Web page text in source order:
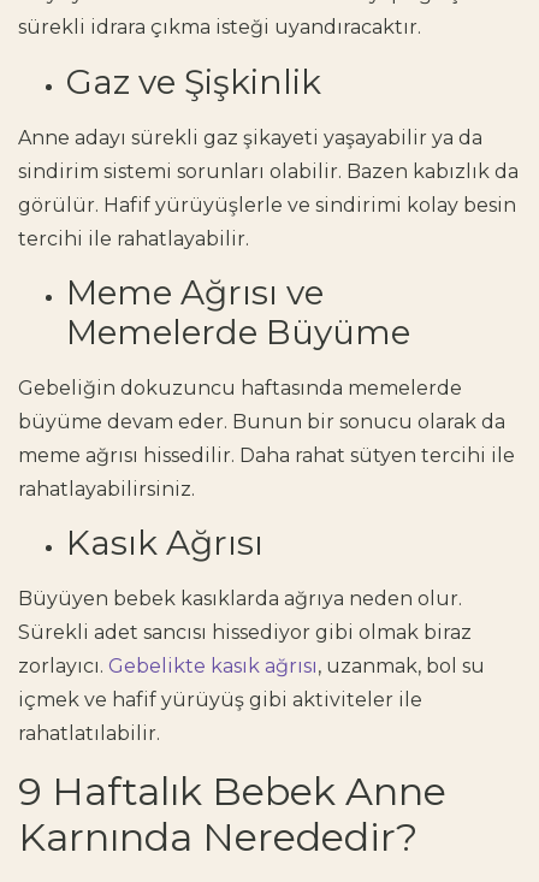
sürekli idrara çıkma isteği uyandıracaktır.
Gaz ve Şişkinlik
Anne adayı sürekli gaz şikayeti yaşayabilir ya da
sindirim sistemi sorunları olabilir. Bazen kabızlık da
görülür. Hafif yürüyüşlerle ve sindirimi kolay besin
tercihi ile rahatlayabilir.
Meme Ağrısı ve
Memelerde Büyüme
Gebeliğin dokuzuncu haftasında memelerde
büyüme devam eder. Bunun bir sonucu olarak da
meme ağrısı hissedilir. Daha rahat sütyen tercihi ile
rahatlayabilirsiniz.
Kasık Ağrısı
Büyüyen bebek kasıklarda ağrıya neden olur.
Sürekli adet sancısı hissediyor gibi olmak biraz
zorlayıcı. Gebelikte kasık ağrısı, uzanmak, bol su
içmek ve hafif yürüyüş gibi aktiviteler ile
rahatlatılabilir.
9 Haftalık Bebek Anne
Karnında Nerededir?